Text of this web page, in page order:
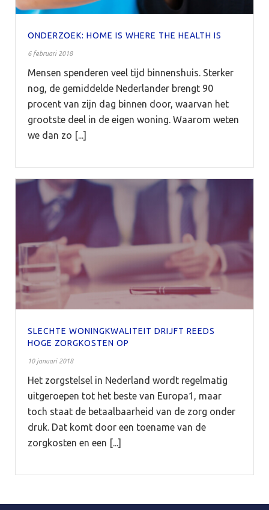
ONDERZOEK: HOME IS WHERE THE HEALTH IS
6 februari 2018
Mensen spenderen veel tijd binnenshuis. Sterker
nog, de gemiddelde Nederlander brengt 90
procent van zijn dag binnen door, waarvan het
grootste deel in de eigen woning. Waarom weten
we dan zo [...]
SLECHTE WONINGKWALITEIT DRIJFT REEDS
HOGE ZORGKOSTEN OP
10 januari 2018
Het zorgstelsel in Nederland wordt regelmatig
uitgeroepen tot het beste van Europa1, maar
toch staat de betaalbaarheid van de zorg onder
druk. Dat komt door een toename van de
zorgkosten en een [...]